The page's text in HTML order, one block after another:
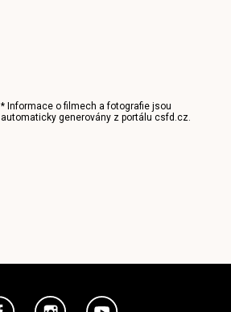
* Informace o filmech a fotografie jsou
automaticky generovány z portálucsfd.cz.